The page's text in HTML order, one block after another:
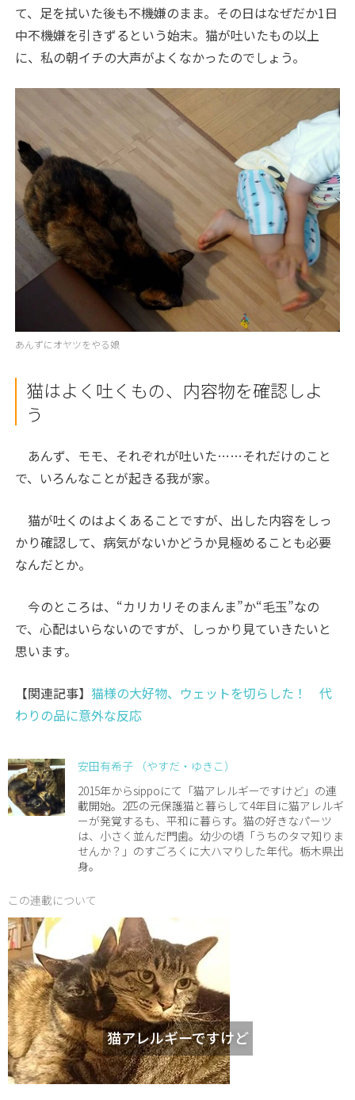
て、足を拭いた後も不機嫌のまま。その日はなぜだか1日
中不機嫌を引きずるという始末。猫が吐いたもの以上
に、私の朝イチの大声がよくなかったのでしょう。
あんずにオヤツをやる娘
猫はよく吐くもの、内容物を確認しよ
う
あんず、モモ、それぞれが吐いた……それだけのこと
で、いろんなことが起きる我が家。
猫が吐くのはよくあることですが、出した内容をしっ
かり確認して、病気がないかどうか見極めることも必要
なんだとか。
今のところは、“カリカリそのまんま”か“毛玉”なの
で、心配はいらないのですが、しっかり見ていきたいと
思います。
【関連記事】 猫様の大好物、ウェットを切らした！ 代
わりの品に意外な反応
安田有希子 （やすだ・ゆきこ）
2015年からsippoにて「猫アレルギーですけど」の連
載開始。2匹の元保護猫と暮らして4年目に猫アレルギ
ーが発覚するも、平和に暮らす。猫の好きなパーツ
は、小さく並んだ門歯。幼少の頃「うちのタマ知りま
せんか？」のすごろくに大ハマりした年代。栃木県出
身。
この連載について
猫アレルギーですけど